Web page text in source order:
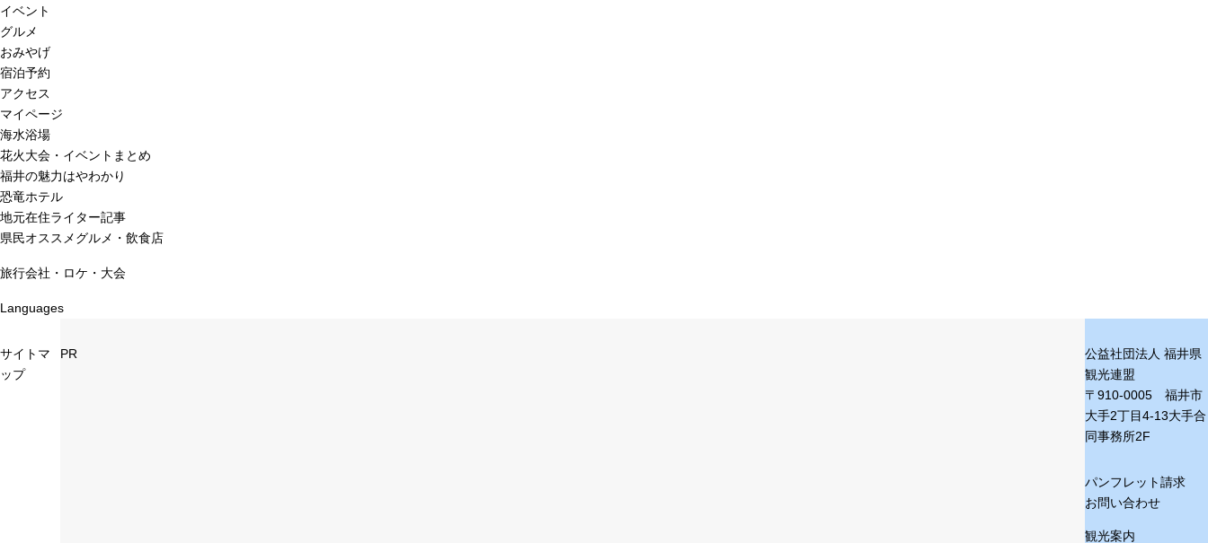
イベント
グルメ
おみやげ
宿泊予約
アクセス
マイページ
海水浴場
花火大会・イベントまとめ
福井の魅力はやわかり
恐竜ホテル
地元在住ライター記事
県民オススメグルメ・飲食店
旅行会社・ロケ・大会
Languages
サイトマ
ップ
PR
公益社団法人 福井県
観光連盟
〒910-0005 福井市
大手2丁目4-13大手合
同事務所2F
パンフレット請求
お問い合わせ
観光案内